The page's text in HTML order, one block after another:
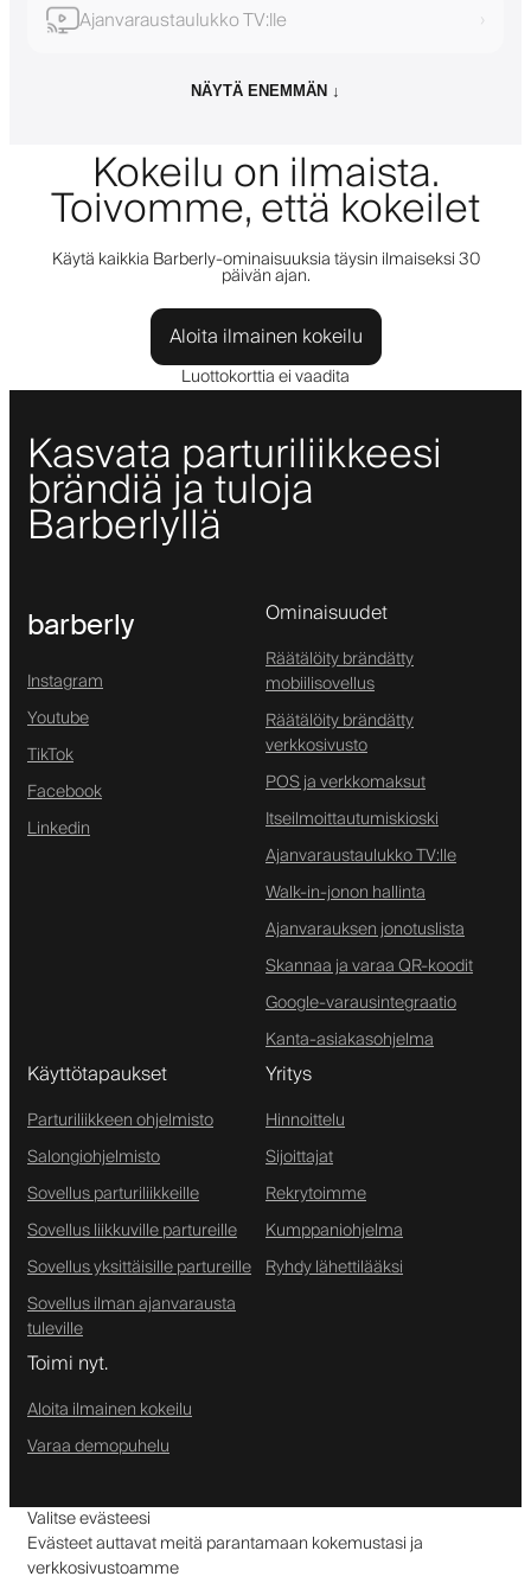
Ajanvaraustaulukko TV:lle ›
NÄYTÄ ENEMMÄN ↓
Kokeilu on ilmaista.
Toivomme, että kokeilet
Käytä kaikkia Barberly-ominaisuuksia täysin ilmaiseksi 30
päivän ajan.
Aloita ilmainen kokeilu
Luottokorttia ei vaadita
Kasvata parturiliikkeesi
brändiä ja tuloja
Barberlyllä
barberly
Instagram
Youtube
TikTok
Facebook
Linkedin
Ominaisuudet
Räätälöity brändätty
mobiilisovellus
Räätälöity brändätty
verkkosivusto
POS ja verkkomaksut
Itseilmoittautumiskioski
Ajanvaraustaulukko TV:lle
Walk-in-jonon hallinta
Ajanvarauksen jonotuslista
Skannaa ja varaa QR-koodit
Google-varausintegraatio
Kanta-asiakasohjelma
Käyttötapaukset
Parturiliikkeen ohjelmisto
Salongiohjelmisto
Sovellus parturiliikkeille
Sovellus liikkuville partureille
Sovellus yksittäisille partureille
Sovellus ilman ajanvarausta
tuleville
Yritys
Hinnoittelu
Sijoittajat
Rekrytoimme
Kumppaniohjelma
Ryhdy lähettilääksi
Toimi nyt.
Aloita ilmainen kokeilu
Varaa demopuhelu
Valitse evästeesi
Evästeet auttavat meitä parantamaan kokemustasi ja
verkkosivustoamme